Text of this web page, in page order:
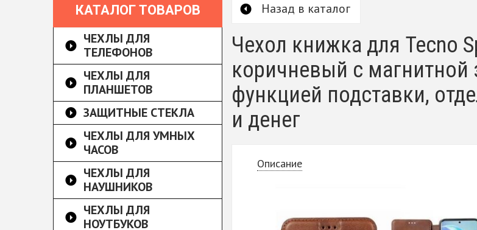
КАТАЛОГ ТОВАРОВ
ЧЕХЛЫ ДЛЯ
ТЕЛЕФОНОВ
ЧЕХЛЫ ДЛЯ
ПЛАНШЕТОВ
ЗАЩИТНЫЕ СТЕКЛА
ЧЕХЛЫ ДЛЯ УМНЫХ
ЧАСОВ
ЧЕХЛЫ ДЛЯ
НАУШНИКОВ
ЧЕХЛЫ ДЛЯ
НОУТБУКОВ
Назад в каталог
Чехол книжка для Tecno
коричневый с магнитной
функцией подставки,
и денег
Описание